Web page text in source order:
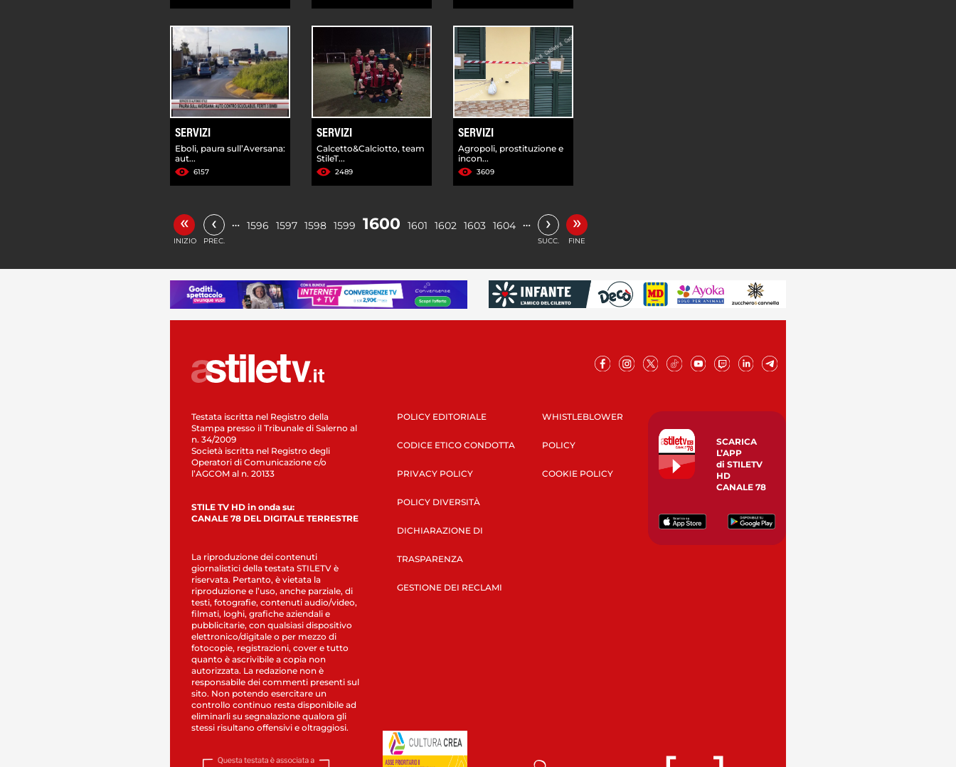
SERVIZI
Eboli, paura sull’Aversana:
aut...
6157
SERVIZI
Calcetto&Calciotto, team
StileT...
2489
SERVIZI
Agropoli, prostituzione e
incon...
3609
«
INIZIO
‹
PREC.
… 1596 1597 1598 1599 1600 1601 1602 1603 1604 … ›
SUCC.
»
FINE
Testata iscritta nel Registro della
Stampa presso il Tribunale di Salerno al
n. 34/2009
Società iscritta nel Registro degli
Operatori di Comunicazione c/o
l’AGCOM al n. 20133
STILE TV HD in onda su:
CANALE 78 DEL DIGITALE TERRESTRE
La riproduzione dei contenuti
giornalistici della testata STILETV è
riservata. Pertanto, è vietata la
riproduzione e l’uso, anche parziale, di
testi, fotografie, contenuti audio/video,
filmati, loghi, grafiche aziendali e
pubblicitarie, con qualsiasi dispositivo
elettronico/digitale o per mezzo di
fotocopie, registrazioni, cover e tutto
quanto è ascrivibile a copia non
autorizzata. La redazione non è
responsabile dei commenti presenti sul
sito. Non potendo esercitare un
controllo continuo resta disponibile ad
eliminarli su segnalazione qualora gli
stessi risultano offensivi e oltraggiosi.
POLICY EDITORIALE
CODICE ETICO CONDOTTA
PRIVACY POLICY
POLICY DIVERSITÀ
DICHIARAZIONE DI
TRASPARENZA
GESTIONE DEI RECLAMI
WHISTLEBLOWER
POLICY
COOKIE POLICY
SCARICA
L’APP
di STILETV
HD
CANALE 78